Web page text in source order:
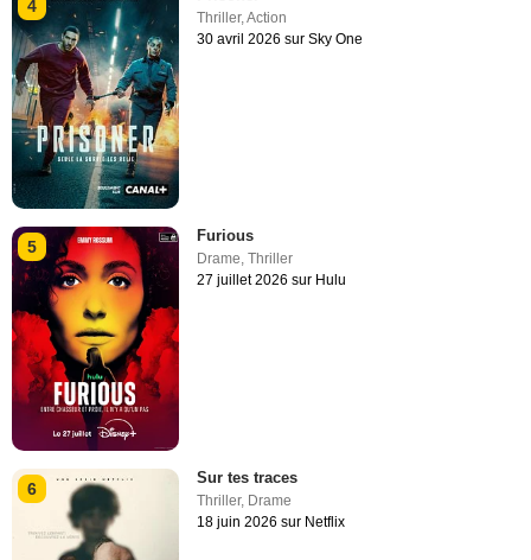
4
Thriller,Action
30 avril 2026 sur Sky One
5
Furious
Drame,Thriller
27 juillet 2026 sur Hulu
6
Sur tes traces
Thriller, Drame
18 juin 2026 sur Netflix